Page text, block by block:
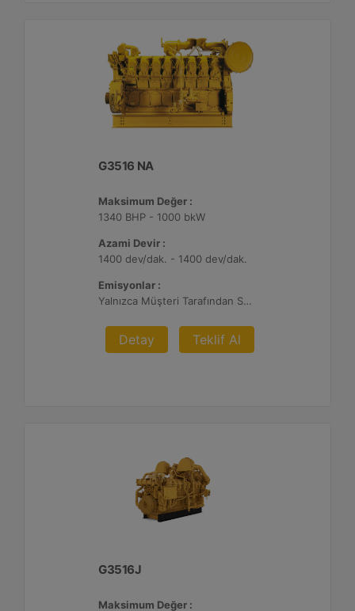
G3516 NA
Maksimum Değer :
1340 BHP - 1000 bkW
Azami Devir :
1400 dev/dak. - 1400 dev/dak.
Emisyonlar :
Yalnızca Müşteri Tarafından Sağlanan Atık Arıtma ile İhracat, %0,5 O2 Ayar Noktası
Detay Teklif Al
G3516J
Maksimum Değer :